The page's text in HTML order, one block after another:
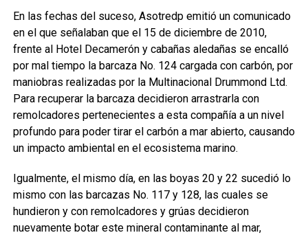
En las fechas del suceso, Asotredp emitió un comunicado
en el que señalaban que el 15 de diciembre de 2010,
frente al Hotel Decamerón y cabañas aledañas se encalló
por mal tiempo la barcaza No. 124 cargada con carbón, por
maniobras realizadas por la Multinacional Drummond Ltd.
Para recuperar la barcaza decidieron arrastrarla con
remolcadores pertenecientes a esta compañía a un nivel
profundo para poder tirar el carbón a mar abierto, causando
un impacto ambiental en el ecosistema marino.
Igualmente, el mismo día, en las boyas 20 y 22 sucedió lo
mismo con las barcazas No. 117 y 128, las cuales se
hundieron y con remolcadores y grúas decidieron
nuevamente botar este mineral contaminante al mar,